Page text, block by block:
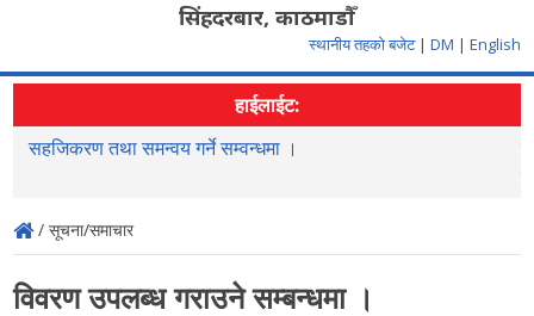
सिंहदरबार, काठमाडौँ
स्थानीय तहको बजेट | DM | English
हाईलाईट:
सहजिकरण तथा समन्वय गर्ने सम्वन्धमा ।
/ सूचना/समाचार
विवरण उपलब्ध गराउने सम्बन्धमा ।